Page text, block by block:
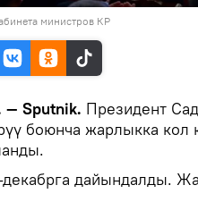
министров КР
Sputnik. Президент
боюнча жарлыкка
дайындалды.